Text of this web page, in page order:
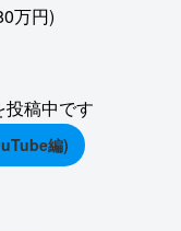
万円)
稿中です
編)